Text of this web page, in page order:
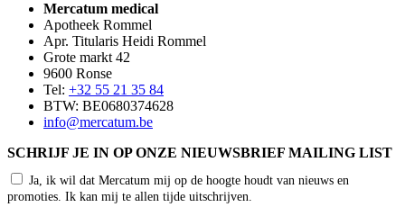
Mercatum medical
Apotheek Rommel
Apr. Titularis Heidi Rommel
Grote markt 42
9600 Ronse
Tel: +32 55 21 35 84
BTW: BE0680374628
info@mercatum.be
SCHRIJF JE IN OP ONZE NIEUWSBRIEF MAILING LIST
Ja, ik wil dat Mercatum mij op de hoogte houdt van nieuws en
promoties. Ik kan mij te allen tijde uitschrijven.